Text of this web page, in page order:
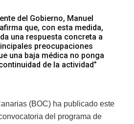
del Gobierno, Manuel
que, con esta medida,
una respuesta concreta a
preocupaciones
una baja médica no ponga
de la actividad”
(BOC) ha publicado este
del programa de